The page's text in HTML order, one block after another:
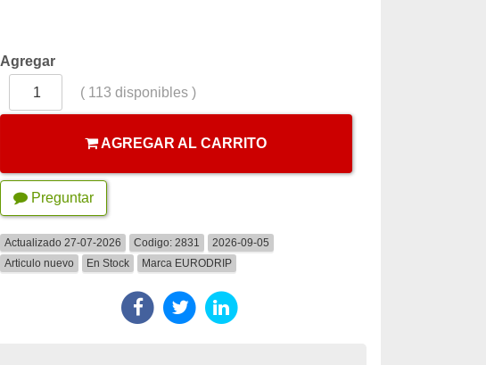
Agregar
( 113disponibles )
AGREGAR AL CARRITO
Preguntar
Actualizado 27-07-2026 Codigo:2831
2026-09-05
Articulo nuevo
En Stock Marca EURODRIP